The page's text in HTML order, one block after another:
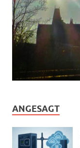
ANGESAGT